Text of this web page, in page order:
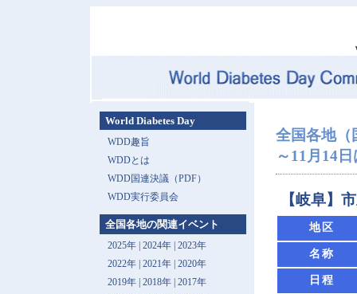
全国各地（
～11月14
【岐阜】
地区
名称
日程
World Diabetes Day
WDD趣旨
WDDとは
WDD国連決議（PDF）
WDD実行委員会
全国各地の関連イベント
2025年| 2024年| 2023年
2022年| 2021年| 2020年
2019年| 2018年| 2017年